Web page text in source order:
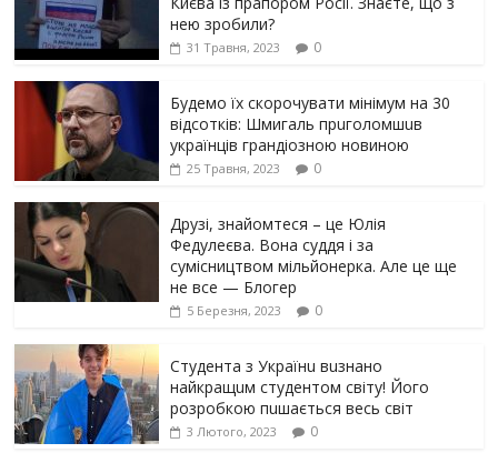
нею зробили?
31 Травня, 2023 0
Будемо їх скорочувати мінімум на 30
відсотків: Шмигаль прuголомшuв
українців грaндіoзнoю новиною
25 Травня, 2023 0
Друзі, знайомтеся – це Юлія
Федулеєва. Вона суддя і за
сумісництвом мільйонерка. Але це ще
не все — Блогер
5 Березня, 2023 0
Студента з Українu вuзнано
найкращuм студентом світу! Його
розробкою пuшається весь світ
3 Лютого, 2023 0